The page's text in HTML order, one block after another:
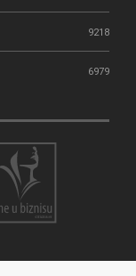
9218
6979